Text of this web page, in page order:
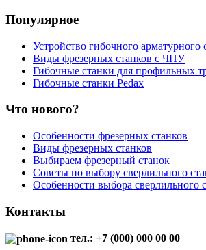
Популярное
Устройство гибочного арматурного
Виды фрезерных станков с ЧПУ
Гибочные станки для профильных
Гибочные станки Pedax
Что нового?
Особенности фрезерных станков
Виды фрезерных станков
Выбираем фрезерный станок
Советы по выбору сверлильного
Особенности выбора сверлильного
Контакты
тел.: +7 (000) 000 00 00